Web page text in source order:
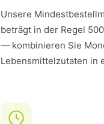
Unsere
beträgt in der Regel
— kombinieren Sie
Lebensmittelzutaten in